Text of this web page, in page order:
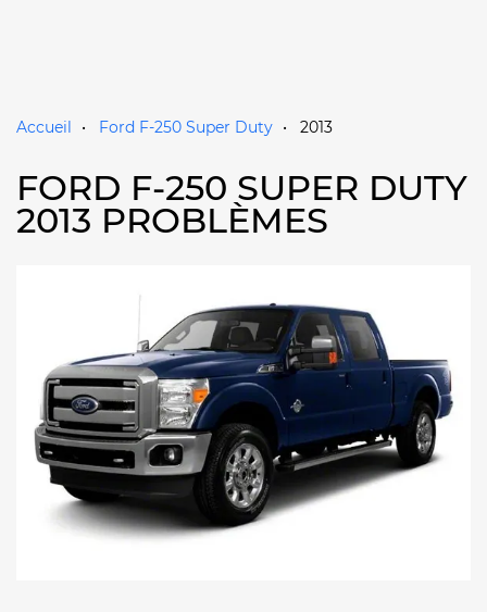
Accueil Ford F-250 Super Duty 2013
FORD F-250 SUPER DUTY
2013 PROBLÈMES